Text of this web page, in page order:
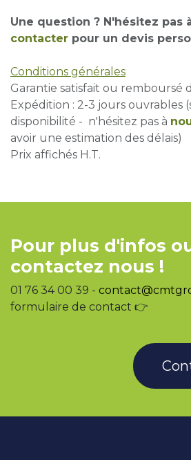
Une question ? N'hésitez pas
contacter pour un devis
Conditions générales
Garantie satisfait ou remboursé
Expédition : 2-3 jours ouvrables
disponibilité - n'hésitez pas à
avoir une estimation des délais)
Prix affichés H.T.
Pour plus d'infos
contactez nous !
01 76 34 00 39 -
formulaire de contact 👉